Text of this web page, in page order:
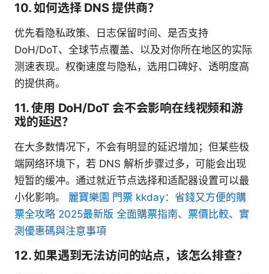
10. 如何选择 DNS 提供商？
优先看隐私政策、日志保留时间、是否支持
DoH/DoT、全球节点覆盖、以及对你所在地区的实际
测速表现。权衡速度与隐私，选用口碑好、透明度高
的提供商。
11. 使用 DoH/DoT 会不会影响在线视频和游
戏的延迟？
在大多数情况下，不会有明显的延迟增加；但某些极
端网络环境下，若 DNS 解析步骤过多，可能会出现
短暂的缓冲。通过就近节点选择和适配器设置可以最
小化影响。 麗寶樂園 門票 kkday：省錢又方便的購
票全攻略 2025最新版 全面購票指南、票價比較、實
測優惠碼與注意事項
12. 如果遇到无法访问的站点，该怎么排查？